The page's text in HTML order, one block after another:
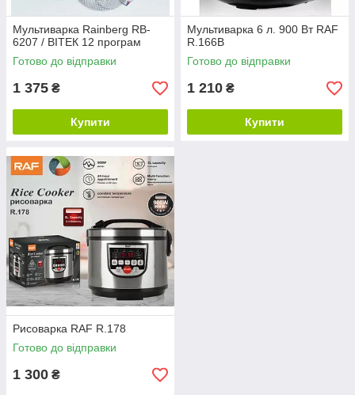
Мультиварка Rainberg RB-
6207 / ВІТЕК 12 програм
Готово до відправки
1 375 ₴
Купити
Мультиварка 6 л. 900 Вт RAF
R.166B
Готово до відправки
1 210 ₴
Купити
Рисоварка RAF R.178
Готово до відправки
1 300 ₴